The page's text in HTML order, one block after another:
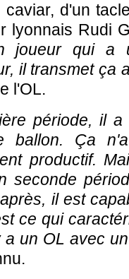
caviar, d'un
lyonnais Rudi
joueur qui a
il transmet ça
l'OL.
période, il
ballon. Ça
productif.
seconde
il est
ce qui
a un OL avec